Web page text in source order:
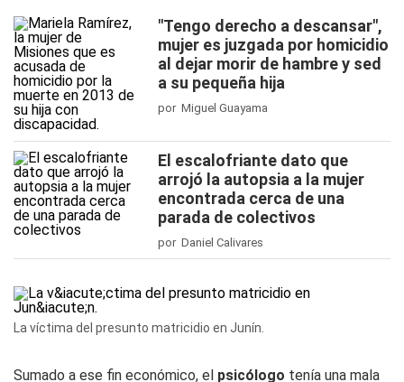
"Tengo derecho a descansar",
mujer es juzgada por homicidio
al dejar morir de hambre y sed
a su pequeña hija
por Miguel Guayama
El escalofriante dato que
arrojó la autopsia a la mujer
encontrada cerca de una
parada de colectivos
por Daniel Calivares
La víctima del presunto matricidio en Junín.
Sumado a ese fin económico, el psicólogo tenía una mala